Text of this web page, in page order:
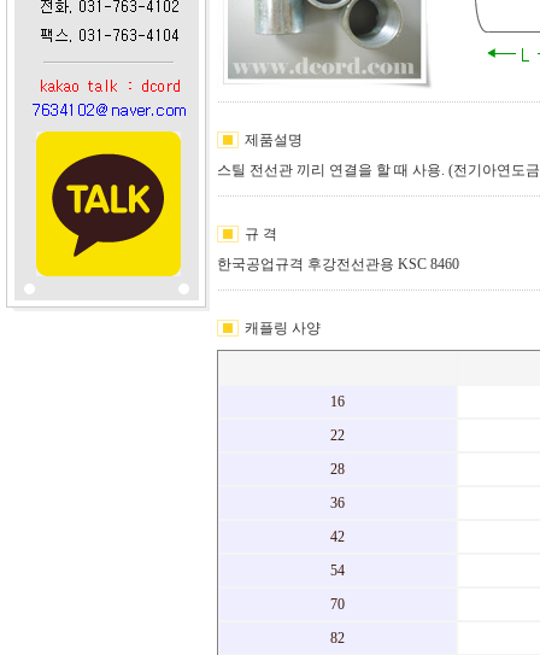
제품설명
스틸 전선관 끼리 연결을 할 때 사용. (전기아연도
규 격
한국공업규격 후강전선관용 KSC 8460
캐플링 사양
16
22
28
36
42
54
70
82